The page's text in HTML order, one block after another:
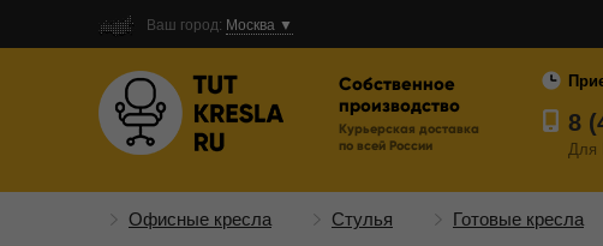
Ваш город: Москва ▼
Собственное
производство
Курьерская доставка
по всей России
8
Для
Офисные кресла Стулья Готовые кресла